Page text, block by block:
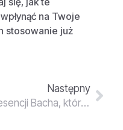
na Twoje
stosowanie już
Następny
8 esencji Bacha, które warto mieć zawsze pod ręką